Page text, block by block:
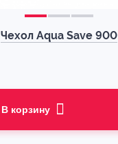
Чехол Aqua Save 900
В корзину